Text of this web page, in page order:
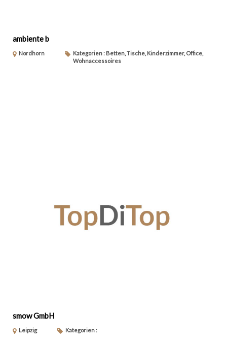
ambiente b
Nordhorn
Kategorien : Betten, Tische, Kinderzimmer, Office,
Wohnaccessoires
smow GmbH
Leipzig Kategorien :